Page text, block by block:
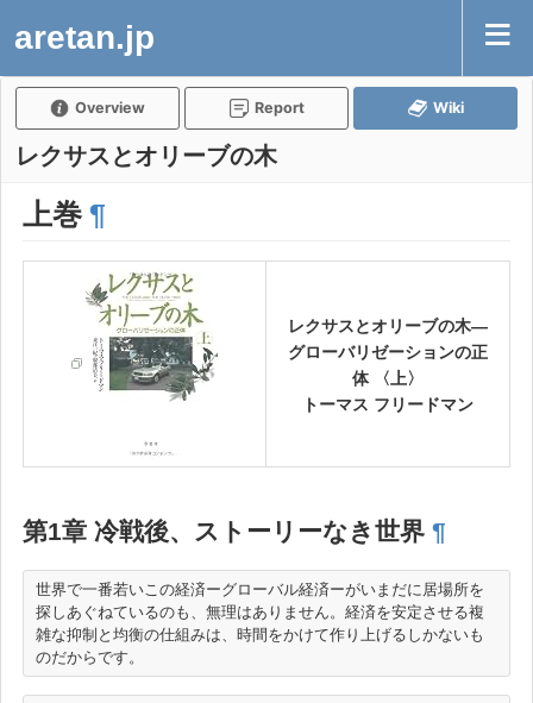
aretan.jp
Overview Report Wiki
レクサスとオリーブの木
上巻 ¶
レクサスとオリーブの木―
グローバリゼーションの正
体 〈上〉
トーマス フリードマン
第1章 冷戦後、ストーリーなき世界 ¶
世界で一番若いこの経済ーグローバル経済ーがいまだに居場所を
探しあぐねているのも、無理はありません。経済を安定させる複
雑な抑制と均衡の仕組みは、時間をかけて作り上げるしかないも